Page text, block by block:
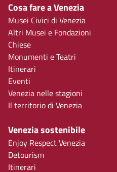
Cosa fare a Venezia
Musei Civici di Venezia
Altri Musei e Fondazioni
Chiese
Monumenti e Teatri
Itinerari
Eventi
Venezia nelle stagioni
Il territorio di Venezia
Venezia sostenibile
Enjoy Respect Venezia
Detourism
Itinerari